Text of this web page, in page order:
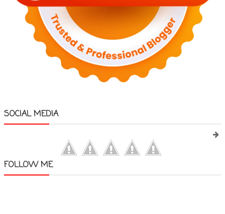
SOCIAL MEDIA
FOLLOW ME